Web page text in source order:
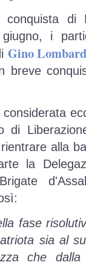
conquista
i
Gino
breve
di
alla
la
fase
sia al
che